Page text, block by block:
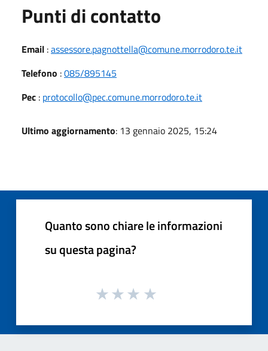
Punti di contatto
Email :assessore.pagnottella@comune.morrodoro.te.it
Telefono :085/895145
Pec : protocollo@pec.comune.morrodoro.te.it
Ultimo aggiornamento: 13 gennaio 2025, 15:24
Quanto sono chiare le informazioni
su questa pagina?